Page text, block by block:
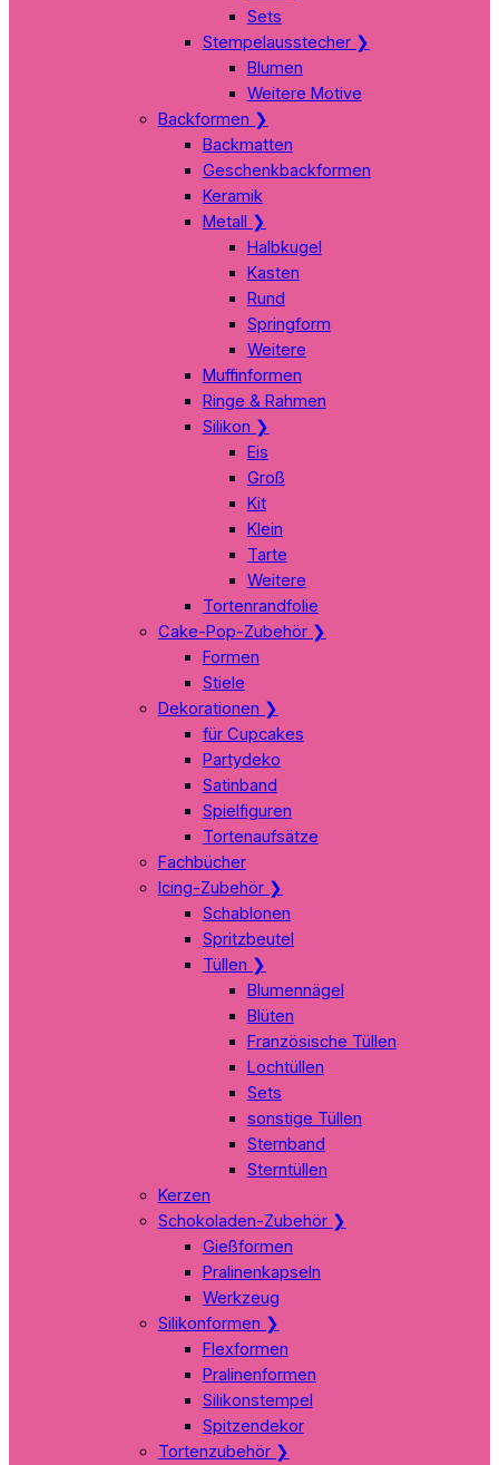
Sets
Stempelausstecher ❯
Blumen
Weitere Motive
Backformen ❯
Backmatten
Geschenkbackformen
Keramik
Metall ❯
Halbkugel
Kasten
Rund
Springform
Weitere
Muffinformen
Ringe & Rahmen
Silikon ❯
Eis
Groß
Kit
Klein
Tarte
Weitere
Tortenrandfolie
Cake-Pop-Zubehör ❯
Formen
Stiele
Dekorationen ❯
für Cupcakes
Partydeko
Satinband
Spielfiguren
Tortenaufsätze
Fachbücher
Icing-Zubehör ❯
Schablonen
Spritzbeutel
Tüllen ❯
Blumennägel
Blüten
Französische Tüllen
Lochtüllen
Sets
sonstige Tüllen
Sternband
Sterntüllen
Kerzen
Schokoladen-Zubehör ❯
Gießformen
Pralinenkapseln
Werkzeug
Silikonformen ❯
Flexformen
Pralinenformen
Silikonstempel
Spitzendekor
Tortenzubehör ❯